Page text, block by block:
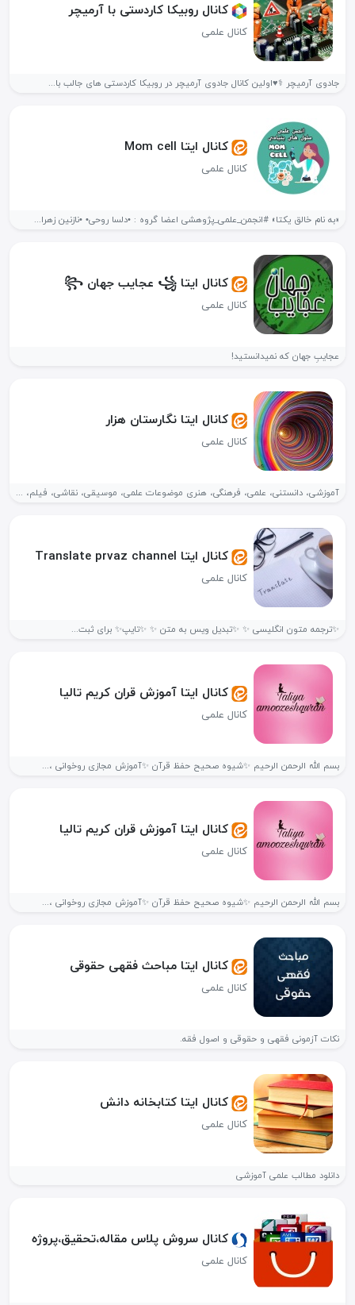
کانال روبیکا کاردستی با آرمیچر
کانال علمی
جادوی آرمیچر ⚕️♥️اولین کانال جادوی آرمیچر در روبیکا کاردستی های جالب با...
کانال ایتا Mom cell
کانال علمی
«به نام خالق یکتا» #انجمن_علمی_پژوهشی اعضا گروه : •دلسا روحی• •نازنین زهرا...
کانال ایتا ꧁ عجایب جهان ꧂
کانال علمی
عجایبِ جهان که نمیدانستید!
کانال ایتا نگارستان هزار
کانال علمی
آموزشی، دانستنی، علمی، فرهنگی، هنری موضوعات علمی، موسیقی، نقاشی، فیلم، معماری و......
کانال ایتا Translate prvaz channel
کانال علمی
✨ترجمه متون انگلیسی ✨ ✨تبدیل ویس به متن ✨ ✨تایپ✨ برای ثبت...
کانال ایتا آموزش قران کریم تالیا
کانال علمی
بسم الله الرحمن الرحیم ✨شیوه صحیح حفظ قرآن ✨آموزش مجازی روخوانی ،...
کانال ایتا آموزش قران کریم تالیا
کانال علمی
بسم الله الرحمن الرحیم ✨شیوه صحیح حفظ قرآن ✨آموزش مجازی روخوانی ،...
کانال ایتا مباحث فقهی حقوقی
کانال علمی
نکات آزمونی فقهی و حقوقی و اصول فقه.
کانال ایتا کتابخانه دانش
کانال علمی
دانلود مطالب علمی آموزشی
کانال سروش پلاس مقاله،تحقیق،پروژه
کانال علمی